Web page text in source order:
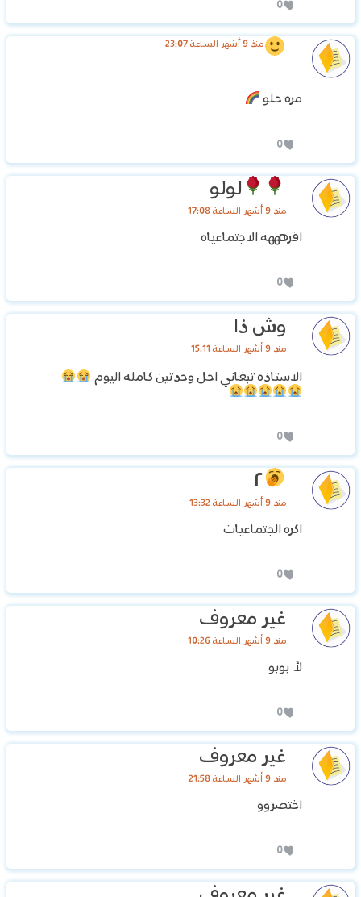
0
منذ 9 أشهر الساعة 23:07
مره حلو
0
لولو
منذ 9 أشهر الساعة 17:08
اقرهههه الاجتماعياه
0
وش ذا
منذ 9 أشهر الساعة 15:11
الاستاذه تبغاني احل وحدتين كامله اليوم
0
٢
منذ 9 أشهر الساعة 13:32
اكره الجتماعيات
0
غير معروف
منذ 9 أشهر الساعة 10:26
لأ بوبو
0
غير معروف
منذ 9 أشهر الساعة 21:58
اختصروو
0